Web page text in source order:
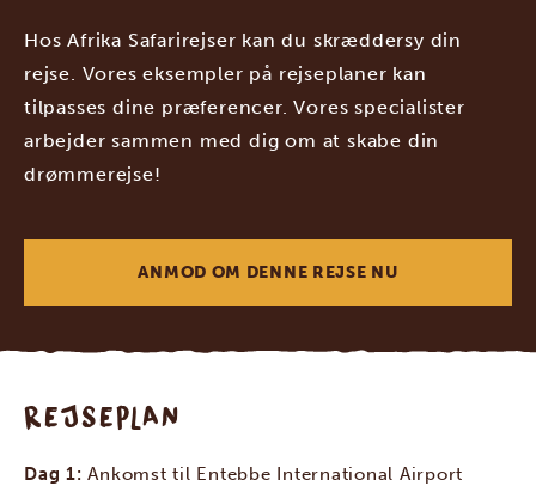
Hos Afrika Safarirejser kan du skræddersy din
rejse. Vores eksempler på rejseplaner kan
tilpasses dine præferencer. Vores specialister
arbejder sammen med dig om at skabe din
drømmerejse!
ANMOD OM DENNE REJSE NU
REJSEPLAN
Dag 1:Ankomst til Entebbe International Airport